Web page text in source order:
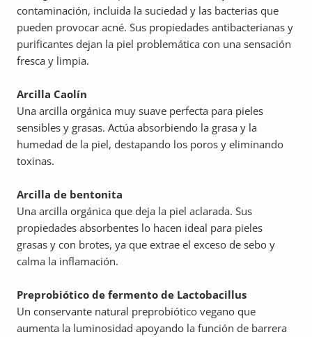
contaminación, incluida la suciedad y las bacterias que
pueden provocar acné. Sus propiedades antibacterianas y
purificantes dejan la piel problemática con una sensación
fresca y limpia.
Arcilla Caolín
Una arcilla orgánica muy suave perfecta para pieles
sensibles y grasas. Actúa absorbiendo la grasa y la
humedad de la piel, destapando los poros y eliminando
toxinas.
Arcilla de bentonita
Una arcilla orgánica que deja la piel aclarada. Sus
propiedades absorbentes lo hacen ideal para pieles
grasas y con brotes, ya que extrae el exceso de sebo y
calma la inflamación.
Preprobiótico de fermento de Lactobacillus
Un conservante natural preprobiótico vegano que
aumenta la luminosidad apoyando la función de barrera